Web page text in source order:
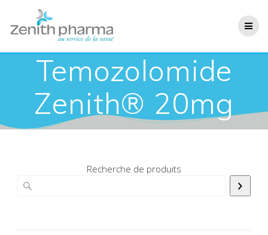
Temozolomide
Zenith® 20mg
Recherche de produits